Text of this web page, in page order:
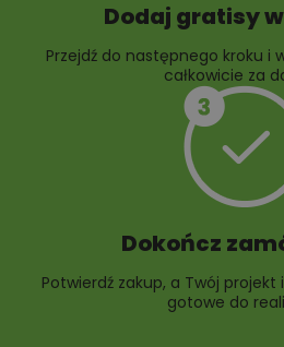
Dodaj gratisy
Przejdź do następnego kroku i
całkowicie za
Dokończ
Potwierdź zakup, a Twój
gotowe do